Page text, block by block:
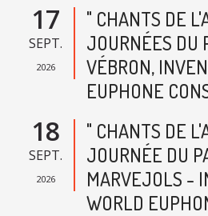
17
SEPT.
2026
" CHANTS DE
JOURNÉES DU
VÉBRON,
EUPHONE
18
SEPT.
2026
" CHANTS DE
JOURNÉE DU
MARVEJOLS -
WORLD